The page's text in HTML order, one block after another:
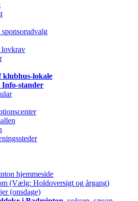
lovkrav
klubhus-lokale
Info-stander
hjemmeside
(Vælg: Holdoversigt og årgang)
(onsdage)